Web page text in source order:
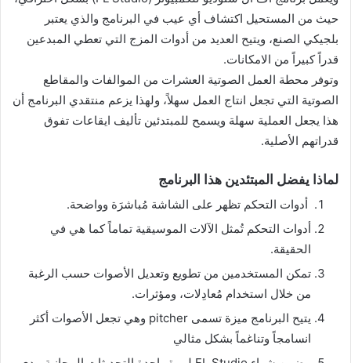
حيث من المستحيل اكتشاف أي عيب في البرنامج والذي يعتبر
بلجيكي الصنع، ويتيح العديد من أدوات المزج التي تعطي المبدعين
قدراً كبيراً من الامكانات.
وتوفر محطة العمل الصوتية العشرات من الموالفات والمقاطع
الصوتية التي تجعل انتاج العمل سهلاً، ولهذا يزعم منتقدي البرنامج أن
هذا يجعل العملية سهلة ويسمح للمبتدئين تأليف ايقاعات تفوق
قدراتهم الأصلية.
لماذا يفضل المبتئدين هذا البرنامج
أدوات التحكم تظهر على الشاشة مُباشرَة وواضحة.
أدوات التحكم تُمثل الآلات الموسيقية تماماً كما هي في
الحقيقة.
تمكن المستخدمين من تطويع وتعديل الأصوات حسب الرغبة
من خلال استخدام مُعادِلات، ومؤثرات.
يتيح البرنامج ميزة تسمى pitcher وهي تجعل الأصوات أكثر
انسامجاً وتناغماً بشكل مثالي